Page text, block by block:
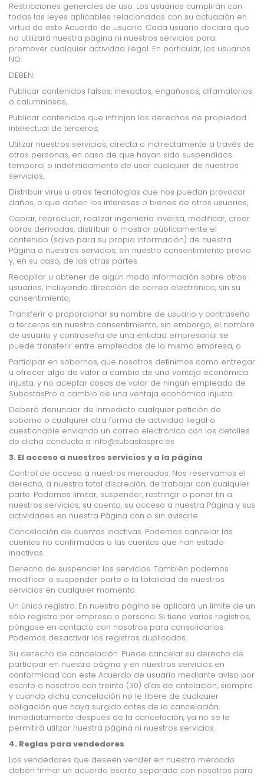
Restricciones generales de uso. Los usuarios cumplirán con
todas las leyes aplicables relacionadas con su actuación en
virtud de este Acuerdo de usuario. Cada usuario declara que
no utilizará nuestra página ni nuestros servicios para
promover cualquier actividad ilegal. En particular, los usuarios
NO
DEBEN:
Publicar contenidos falsos, inexactos, engañosos, difamatorios
o calumniosos,
Publicar contenidos que infrinjan los derechos de propiedad
intelectual de terceros,
Utilizar nuestros servicios, directa o indirectamente a través de
otras personas, en caso de que hayan sido suspendidos
temporal o indefinidamente de usar cualquier de nuestros
servicios,
Distribuir virus u otras tecnologías que nos puedan provocar
daños, o que dañen los intereses o bienes de otros usuarios,
Copiar, reproducir, realizar ingeniería inversa, modificar, crear
obras derivadas, distribuir o mostrar públicamente el
contenido (salvo para su propia información) de nuestra
Página o nuestros servicios, sin nuestro consentimiento previo
y, en su caso, de las otras partes.
Recopilar u obtener de algún modo información sobre otros
usuarios, incluyendo dirección de correo electrónico, sin su
consentimiento,
Transferir o proporcionar su nombre de usuario y contraseña
a terceros sin nuestro consentimiento, sin embargo, el nombre
de usuario y contraseña de una entidad empresarial se
puede transferir entre empleados de la misma empresa, o
Participar en sobornos, que nosotros definimos como entregar
u ofrecer algo de valor a cambio de una ventaja económica
injusta, y no aceptar cosas de valor de ningún empleado de
SubastasPro a cambio de una ventaja económica injusta.
Deberá denunciar de inmediato cualquier petición de
soborno o cualquier otra forma de actividad ilegal o
cuestionable enviando un correo electrónico con los detalles
de dicha conducta a info@subastaspro.es
3. El acceso a nuestros servicios y a la página
Control de acceso a nuestros mercados. Nos reservamos el
derecho, a nuestra total discreción, de trabajar con cualquier
parte. Podemos limitar, suspender, restringir o poner fin a
nuestros servicios, su cuenta, su acceso a nuestra Página y sus
actividades en nuestra Página con o sin avisarle.
Cancelación de cuentas inactivas. Podemos cancelar las
cuentas no confirmadas o las cuentas que han estado
inactivas.
Derecho de suspender los servicios. También podemos
modificar o suspender parte o la totalidad de nuestros
servicios en cualquier momento.
Un único registro. En nuestra página se aplicará un límite de un
sólo registro por empresa o persona. Si tiene varios registros,
póngase en contacto con nosotros para consolidarlos.
Podemos desactivar los registros duplicados.
Su derecho de cancelación. Puede cancelar su derecho de
participar en nuestra página y en nuestros servicios en
conformidad con este Acuerdo de usuario mediante aviso por
escrito a nosotros con treinta (30) días de antelación, siempre
y cuando dicha cancelación no le libere de cualquier
obligación que haya surgido antes de la cancelación,
Inmediatamente después de la cancelación, ya no se le
permitirá utilizar nuestra página ni nuestros servicios.
4. Reglas para vendedores
Los vendedores que deseen vender en nuestro mercado
deben firmar un acuerdo escrito separado con nosotros para